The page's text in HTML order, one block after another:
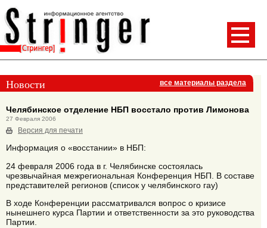
Новости все материалы раздела
Челябинское отделение НБП восстало против Лимонова
27 Февраля 2006
Версия для печати
Информация о «восстании» в НБП:
24 февраля 2006 года в г. Челябинске состоялась
чрезвычайная межрегиональная Конференция НБП. В составе
представителей регионов (список у челябинского гау)
В ходе Конференции рассматривался вопрос о кризисе
нынешнего курса Партии и ответственности за это руководства
Партии.